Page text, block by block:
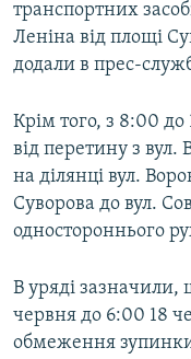
транспортних
Леніна від площі
додали в прес-
Крім того, з 8:00 до
від перетину з вул.
на ділянці вул.
Суворова до вул.
одностороннього
В уряді зазначили,
червня до 6:00 18
обмеження зупинки